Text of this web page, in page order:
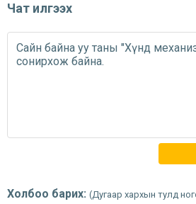
Чат илгээх
Холбоо барих: (Дугаар хархын тулд